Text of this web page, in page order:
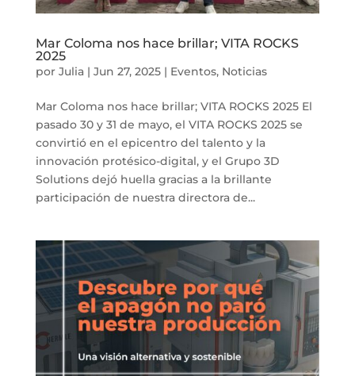
Mar Coloma nos hace brillar; VITA ROCKS
2025
por Julia| Jun 27, 2025| Eventos, Noticias
Mar Coloma nos hace brillar; VITA ROCKS 2025 El
pasado 30 y 31 de mayo, el VITA ROCKS 2025 se
convirtió en el epicentro del talento y la
innovación protésico-digital, y el Grupo 3D
Solutions dejó huella gracias a la brillante
participación de nuestra directora de...